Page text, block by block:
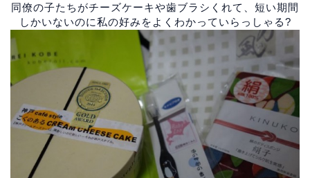
同僚の子たちがチーズケーキや歯ブラシくれて、短い期間
しかいないのに私の好みをよくわかっていらっしゃる?